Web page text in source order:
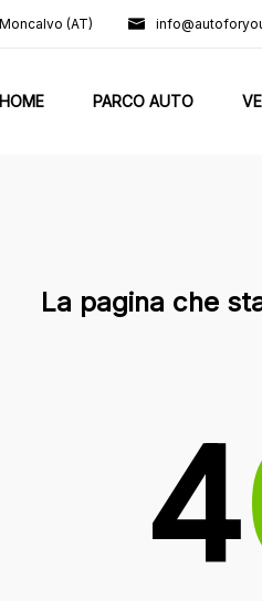
(AT)
HOME PARCO AUTO
La pagina che
4